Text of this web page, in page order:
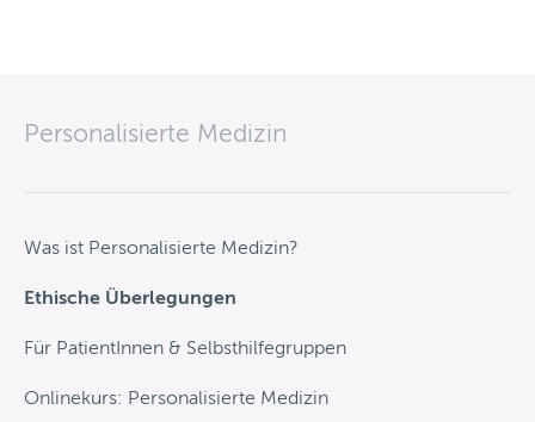
Personalisierte Medizin
Was ist Personalisierte Medizin?
Ethische Überlegungen
Für PatientInnen & Selbsthilfegruppen
Onlinekurs: Personalisierte Medizin
Folgen Sie uns auf